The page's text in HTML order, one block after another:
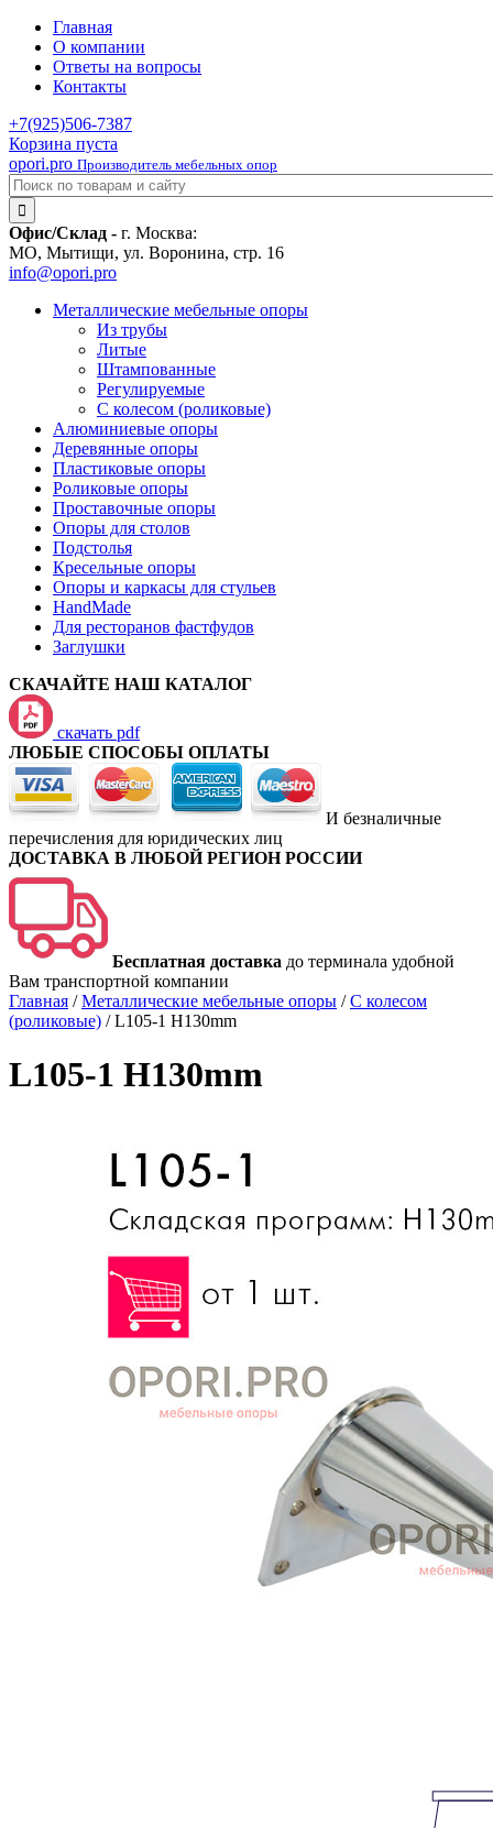
Главная
О компании
Ответы на вопросы
Контакты
+7(925)506-7387
Корзина пуста
opori.pro Производитель мебельных опор
Офис/Склад - г. Москва:
МО, Мытищи, ул. Воронина, стр. 16
info@opori.pro
Металлические мебельные опоры
Из трубы
Литые
Штампованные
Регулируемые
С колесом (роликовые)
Алюминиевые опоры
Деревянные опоры
Пластиковые опоры
Роликовые опоры
Проставочные опоры
Опоры для столов
Подстолья
Кресельные опоры
Опоры и каркасы для стульев
HandMade
Для ресторанов фастфудов
Заглушки
СКАЧАЙТЕ НАШ КАТАЛОГ
скачать pdf
ЛЮБЫЕ СПОСОБЫ ОПЛАТЫ
И безналичные
перечисления для юридических лиц
ДОСТАВКА В ЛЮБОЙ РЕГИОН РОССИИ
Бесплатная доставка до терминала удобной
Вам транспортной компании
Главная /Металлические мебельные опоры /С колесом
(роликовые) /L105-1 H130mm
L105-1 H130mm